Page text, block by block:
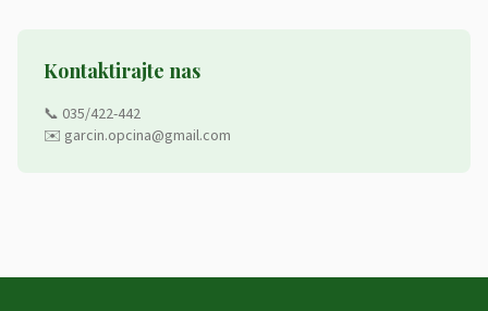
Kontaktirajte nas
📞 035/422-442
✉️ garcin.opcina@gmail.com